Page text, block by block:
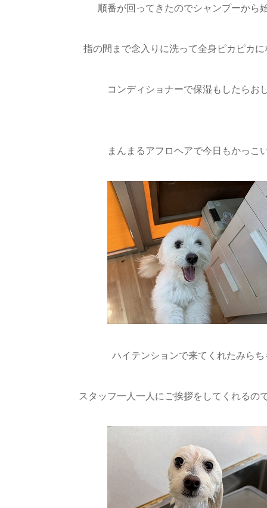
順番が回ってきたのでシャンプーから
指の間まで念入りに洗って全身ピカピカ
コンディショナーで保湿もしたらお
まんまるアフロヘアで今日もかっこ
ハイテンションで来てくれたみら
スタッフ一人一人にご挨拶をしてくれるの